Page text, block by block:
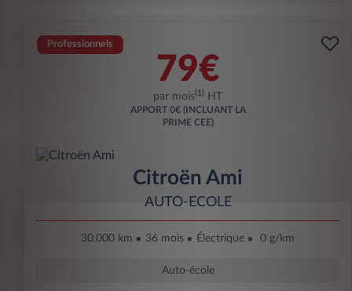
Professionnels
79€
par mois(1) HT
APPORT 0€ (INCLUANT LA
PRIME CEE)
Citroën Ami
AUTO-ECOLE
30.000 km 36 mois Électrique 0 g/km
Auto-école